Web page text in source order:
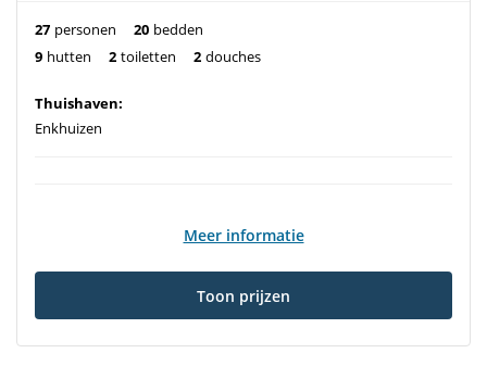
27 personen 20 bedden
9 hutten 2 toiletten 2 douches
Thuishaven:
Enkhuizen
Meer informatie
Toon prijzen